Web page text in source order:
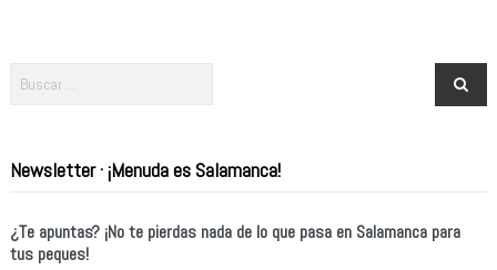
Newsletter · ¡Menuda es Salamanca!
¿Te apuntas? ¡No te pierdas nada de lo que pasa en Salamanca para
tus peques!